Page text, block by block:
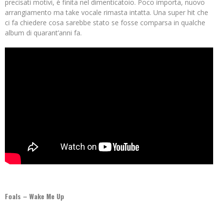
precisati motivi, è finita nel dimenticatoio. Poco importa, nuovo
arrangiamento ma take vocale rimasta intatta. Una super hit che
ci fa chiedere cosa sarebbe stato se fosse comparsa in qualche
album di quarant’anni fa.
Foals – Wake Me Up